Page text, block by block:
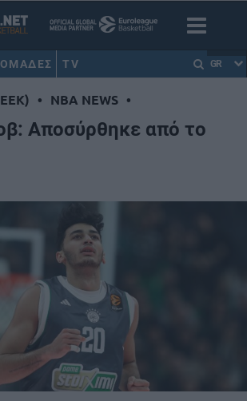
ΟΜΑΔΕΣ TV GR
• NBA NEWS •
Αποσύρθηκε από το